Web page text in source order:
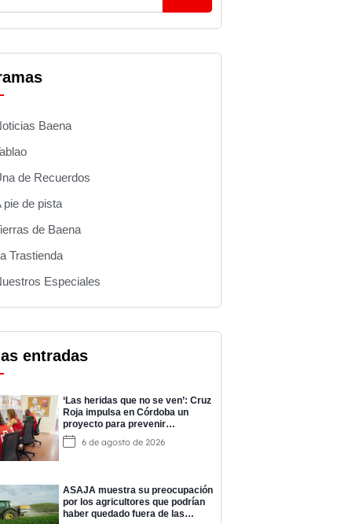
Baena
de Recuerdos
pie de pista
de Baena
Trastienda
Especiales
entradas
‘Las heridas que no se ven’: Cruz
Roja impulsa en Córdoba un
proyecto para prevenir
adicciones y cuidar la salud
mental6 de agosto de 2026
ASAJA muestra su preocupación
por los agricultores que podrían
haber quedado fuera de las